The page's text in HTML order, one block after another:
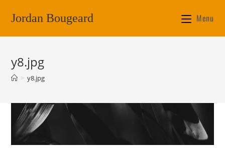
Jordan Bougeard Menu
y8.jpg
> y8.jpg